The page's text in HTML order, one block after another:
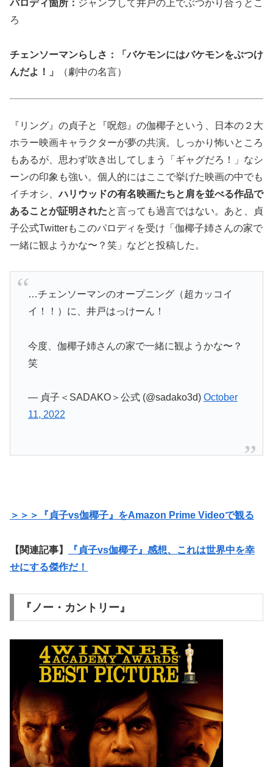
パロディ箇所： ジャンプして井戸の上でぶつかり合うとこ
ろ
チェンソーマンらしさ：「バケモンにはバケモンをぶつけ
んだよ！」
（劇中の名言）
『リング』の貞子と『呪怨』の伽椰子という、日本の２大
ホラー映画キャラクターが夢の共演。しっかり怖いところ
もあるが、思わず吹き出してしまう「ギャグだろ！」なシ
ーンの印象も強い。個人的にはここで挙げた映画の中でも
イチオシ、ハリウッドの有名映画たちと肩を並べる作品で
あることが証明されたと言っても過言ではない。あと、貞
子公式Twitterもこのパロディを受け「伽椰子姉さんの家で
一緒に観ようかな〜？笑」などと投稿した。
…チェンソーマンのオープニング（超カッコイ
イ！！）に、井戸はっけーん！
今度、伽椰子姉さんの家で一緒に観ようかな〜？
笑
— 貞子＜SADAKO＞公式 (@sadako3d) October
11, 2022
＞＞＞『貞子vs伽椰子』をAmazon Prime Videoで観る
【関連記事】
『貞子vs伽椰子』感想、これは世界中を幸
せにする傑作だ！
『ノー・カントリー』